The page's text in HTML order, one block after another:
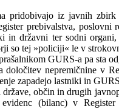
pridobivajo iz javnih
prebivalstva, poslovni
in državni ter sodni
so tej »policiji« le v
GURS-a pa sta
določitev nepremičnine v
zapadejo lastniki in
občin in drugih
(bilanc) v